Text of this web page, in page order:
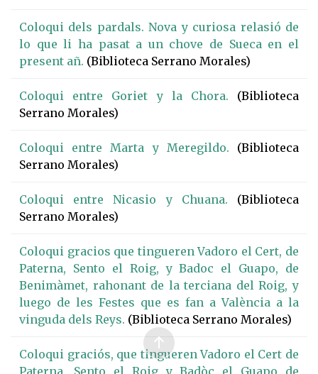
Coloqui dels pardals. Nova y curiosa relasió de
lo que li ha pasat a un chove de Sueca en el
present añ. (Biblioteca Serrano Morales)
Coloqui entre Goriet y la Chora. (Biblioteca
Serrano Morales)
Coloqui entre Marta y Meregildo. (Biblioteca
Serrano Morales)
Coloqui entre Nicasio y Chuana. (Biblioteca
Serrano Morales)
Coloqui gracios que tingueren Vadoro el Cert, de
Paterna, Sento el Roig, y Badoc el Guapo, de
Benimàmet, rahonant de la terciana del Roig, y
luego de les Festes que es fan a València a la
vinguda dels Reys. (Biblioteca Serrano Morales)
Coloqui graciós, que tingueren Vadoro el Cert de
Paterna, Sento el Roig y Badòc el Guapo de